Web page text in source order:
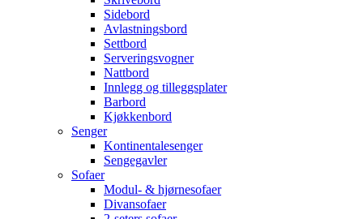
Sidebord
Avlastningsbord
Settbord
Serveringsvogner
Nattbord
Innlegg og tilleggsplater
Barbord
Kjøkkenbord
Senger
Kontinentalesenger
Sengegavler
Sofaer
Modul- & hjørnesofaer
Divansofaer